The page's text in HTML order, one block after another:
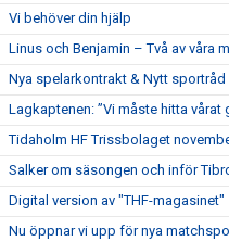
Vi behöver din hjälp
Linus och Benjamin – Två av våra
Nya spelarkontrakt & Nytt sportråd
Lagkaptenen: ”Vi måste hitta vårat
Tidaholm HF Trissbolaget
Salker om säsongen och inför
Digital version av "THF-magasinet"
Nu öppnar vi upp för nya